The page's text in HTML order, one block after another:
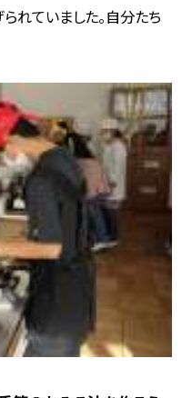
れていました。自分たち